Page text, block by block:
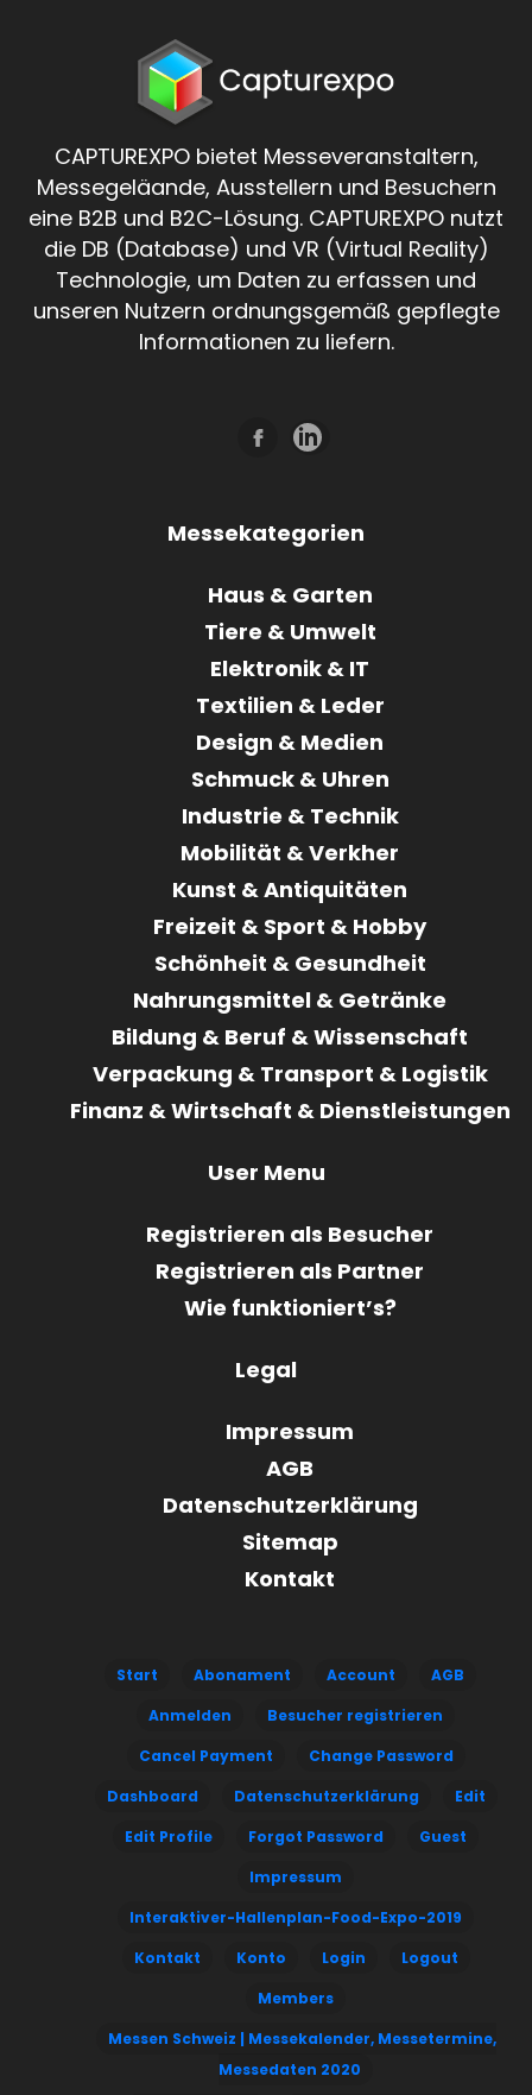
CAPTUREXPO bietet Messeveranstaltern,
Messegeläande, Ausstellern und Besuchern
eine B2B und B2C-Lösung. CAPTUREXPO nutzt
die DB (Database) und VR (Virtual Reality)
Technologie, um Daten zu erfassen und
unseren Nutzern ordnungsgemäß gepflegte
Informationen zu liefern.
Messekategorien
Haus & Garten
Tiere & Umwelt
Elektronik & IT
Textilien & Leder
Design & Medien
Schmuck & Uhren
Industrie & Technik
Mobilität & Verkher
Kunst & Antiquitäten
Freizeit & Sport & Hobby
Schönheit & Gesundheit
Nahrungsmittel & Getränke
Bildung & Beruf & Wissenschaft
Verpackung & Transport & Logistik
Finanz & Wirtschaft & Dienstleistungen
User Menu
Registrieren als Besucher
Registrieren als Partner
Wie funktioniert’s?
Legal
Impressum
AGB
Datenschutzerklärung
Sitemap
Kontakt
Start Abonament Account
AGB
Anmelden
Besucher registrieren
Cancel Payment
Change Password
Dashboard
Datenschutzerklärung
Edit
Edit Profile
Forgot Password
Guest
Impressum
Interaktiver-Hallenplan-Food-Expo-2019
Kontakt
Konto Login
Logout
Members
Messen Schweiz | Messekalender, Messetermine,
Messedaten 2020